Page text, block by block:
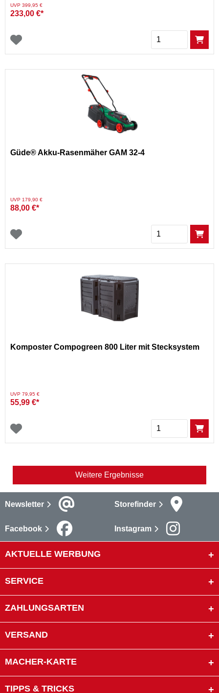
Preis reduziert von
UVP 399,95 €auf
233,00 €*
Menge
Güde® Akku-Rasenmäher GAM 32-4
Preis reduziert von
UVP 179,90 €auf
88,00 €*
Menge
Komposter Compogreen 800 Liter mit Stecksystem
Preis reduziert von
UVP 79,95 €auf
55,99 €*
Menge
Weitere Ergebnisse
Newsletter Storefinder
Facebook Instagram
AKTUELLE WERBUNG
SERVICE
ZAHLUNGSARTEN
VERSAND
MACHER-KARTE
TIPPS & TRICKS